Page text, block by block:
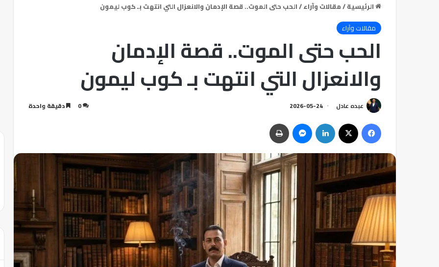
الرئيسية/مقالات وآراء/الحب حتى الموت.. قصة الإدمان والانعزال التي انتهت بـ كوب ليمون
مقالات وآراء
الحب حتى الموت.. قصة الإدمان
والانعزال التي انتهت بـ كوب ليمون
عبده عادل 2026-05-24
0 دقيقة واحدة